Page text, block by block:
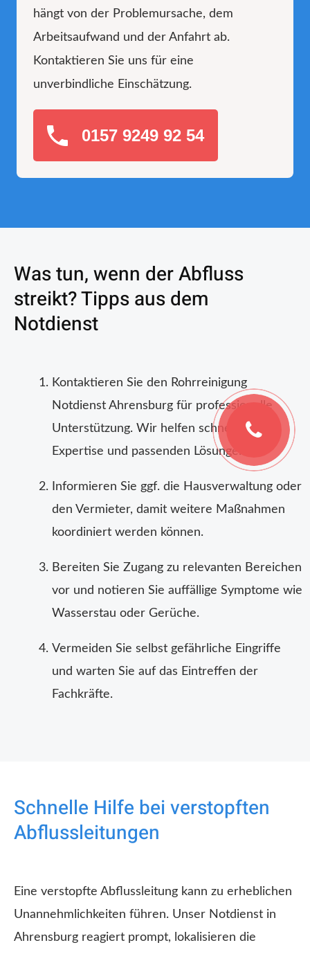
hängt von der Problemursache, dem
Arbeitsaufwand und der Anfahrt ab.
Kontaktieren Sie uns für eine
unverbindliche Einschätzung.
0157 9249 92 54
Was tun, wenn der Abfluss
streikt? Tipps aus dem
Notdienst
Kontaktieren Sie den Rohrreinigung
Notdienst Ahrensburg für professionelle
Unterstützung. Wir helfen schnell mit
Expertise und passenden Lösungen.
Informieren Sie ggf. die Hausverwaltung oder
den Vermieter, damit weitere Maßnahmen
koordiniert werden können.
Bereiten Sie Zugang zu relevanten Bereichen
vor und notieren Sie auffällige Symptome wie
Wasserstau oder Gerüche.
Vermeiden Sie selbst gefährliche Eingriffe
und warten Sie auf das Eintreffen der
Fachkräfte.
Schnelle Hilfe bei verstopften
Abflussleitungen
Eine verstopfte Abflussleitung kann zu erheblichen
Unannehmlichkeiten führen. Unser Notdienst in
Ahrensburg reagiert prompt, lokalisieren die